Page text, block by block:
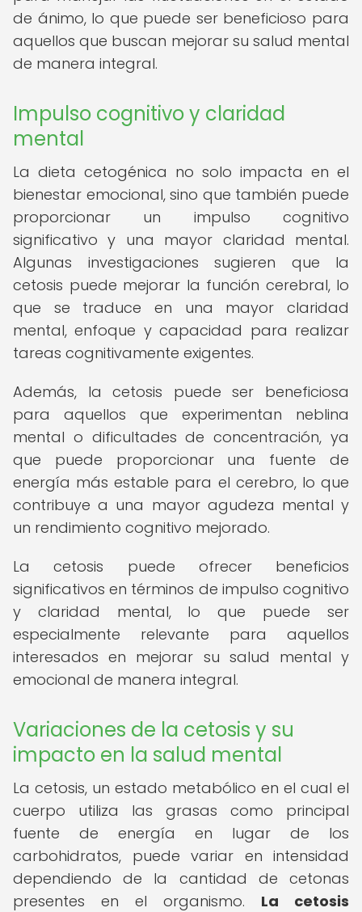
de ánimo, lo que puede ser beneficioso para
aquellos que buscan mejorar su salud mental
de manera integral.
Impulso cognitivo y claridad
mental
La dieta cetogénica no solo impacta en el
bienestar emocional, sino que también puede
proporcionar un impulso cognitivo
significativo y una mayor claridad mental.
Algunas investigaciones sugieren que la
cetosis puede mejorar la función cerebral, lo
que se traduce en una mayor claridad
mental, enfoque y capacidad para realizar
tareas cognitivamente exigentes.
Además, la cetosis puede ser beneficiosa
para aquellos que experimentan neblina
mental o dificultades de concentración, ya
que puede proporcionar una fuente de
energía más estable para el cerebro, lo que
contribuye a una mayor agudeza mental y
un rendimiento cognitivo mejorado.
La cetosis puede ofrecer beneficios
significativos en términos de impulso cognitivo
y claridad mental, lo que puede ser
especialmente relevante para aquellos
interesados en mejorar su salud mental y
emocional de manera integral.
Variaciones de la cetosis y su
impacto en la salud mental
La cetosis, un estado metabólico en el cual el
cuerpo utiliza las grasas como principal
fuente de energía en lugar de los
carbohidratos, puede variar en intensidad
dependiendo de la cantidad de cetonas
presentes en el organismo. La cetosis